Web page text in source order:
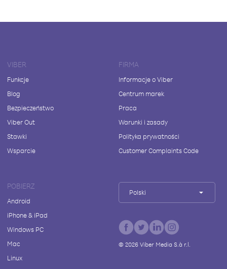
VIBER
Funkcje
Blog
Bezpieczeństwo
Viber Out
Stawki
Wsparcie
FIRMA
Informacje o Viber
Centrum marek
Praca
Warunki i zasady
Polityka prywatności
Customer Complaints Code
POBIERZ
Android
iPhone & iPad
Windows PC
Mac
Linux
Polski
© 2026Viber Media S.à r.l.